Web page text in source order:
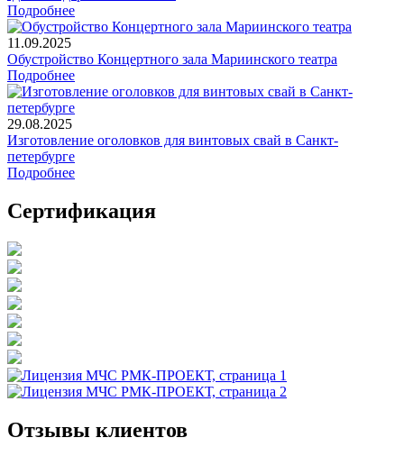
Подробнее
11.09.2025
Обустройство Концертного зала Мариинского театра
Подробнее
29.08.2025
Изготовление оголовков для винтовых свай в Санкт-
петербурге
Подробнее
Сертификация
Отзывы клиентов